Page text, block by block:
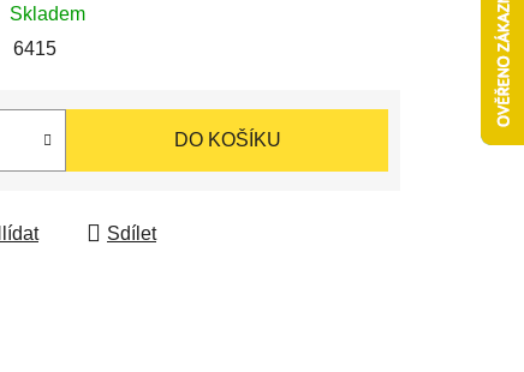
Skladem
6415
DO KOŠÍKU
Sdílet